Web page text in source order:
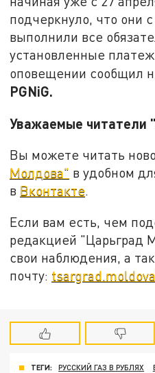
подчеркнуло, что они
выполнили все
установленные
оповещении сообщил
PGNiG.
Уважаемые читатели
Вы можете читать
Молдова" в удобном
в Вконтакте.
Если вам есть, чем
редакцией "Царьград
свои наблюдения, а
почту:
ТЕГИ: РУССКИЙ ГАЗ В РУБЛЯХ